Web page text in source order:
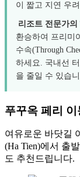
이 짧고 지연 우
리조트 전문가
환승하여 프리미
수속(Through
하세요. 국내선
을 줄일 수 있습
푸꾸옥 페리 이
여유로운 바닷길
(Ha Tien)에서 출
도 추천드립니다.